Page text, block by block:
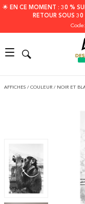
🌟 EN CE MOMENT : 30 %
RETOUR SOUS
AFFICHES / COULEUR / NOIR ET